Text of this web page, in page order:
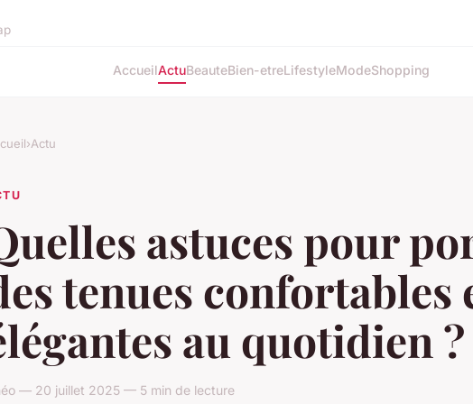
AccueilActuBeauteBien-etreLifestyleModeShopping
›Actu
astuces pour
tenues confortables
au quotidien ?
— 20 juillet 2025 — 5 min de lecture